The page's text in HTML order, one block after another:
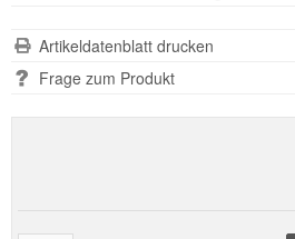
Artikeldatenblatt drucken
Frage zum Produkt